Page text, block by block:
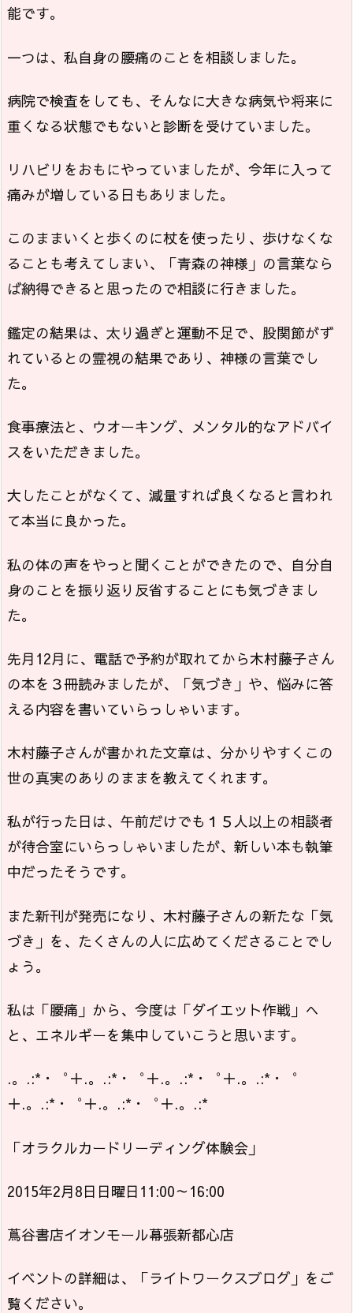
能です。
一つは、私自身の腰痛のことを相談しました。
病院で検査をしても、そんなに大きな病気や将来に
重くなる状態でもないと診断を受けていました。
リハビリをおもにやっていましたが、今年に入って
痛みが増している日もありました。
このままいくと歩くのに杖を使ったり、歩けなくな
ることも考えてしまい、「青森の神様」の言葉なら
ば納得できると思ったので相談に行きました。
鑑定の結果は、太り過ぎと運動不足で、股関節がず
れているとの霊視の結果であり、神様の言葉でし
た。
食事療法と、ウオーキング、メンタル的なアドバイ
スをいただきました。
大したことがなくて、減量すれば良くなると言われ
て本当に良かった。
私の体の声をやっと聞くことができたので、自分自
身のことを振り返り反省することにも気づきまし
た。
先月12月に、電話で予約が取れてから木村藤子さん
の本を３冊読みましたが、「気づき」や、悩みに答
える内容を書いていらっしゃいます。
木村藤子さんが書かれた文章は、分かりやすくこの
世の真実のありのままを教えてくれます。
私が行った日は、午前だけでも１５人以上の相談者
が待合室にいらっしゃいましたが、新しい本も執筆
中だったそうです。
また新刊が発売になり、木村藤子さんの新たな「気
づき」を、たくさんの人に広めてくださることでし
ょう。
私は「腰痛」から、今度は「ダイエット作戦」へ
と、エネルギーを集中していこうと思います。
.。.:*・゜＋.。.:*・゜＋.。.:*・゜＋.。.:*・゜
＋.。.:*・゜＋.。.:*・゜＋.。.:*
「オラクルカードリーディング体験会」
2015年2月8日日曜日11:00～16:00
蔦谷書店イオンモール幕張新都心店
イベントの詳細は、「ライトワークスブログ」をご
覧ください。